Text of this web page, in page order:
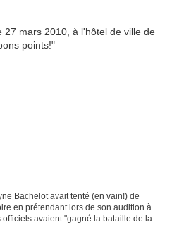
Bachelot avait tenté (en vain!) de
en prétendant lors de son audition à
avaient "gagné la bataille de la